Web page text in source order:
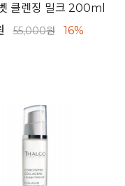
클렌징 밀크 200ml
55,000원 16%